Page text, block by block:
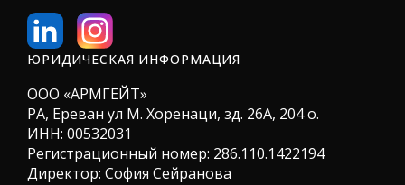
ЮРИДИЧЕСКАЯ ИНФОРМАЦИЯ
ООО «АРМГЕЙТ»
РА, Ереван ул М. Хоренаци, зд. 26А, 204 о.
ИНН: 00532031
Регистрационный номер: 286.110.1422194
Директор: София Сейранова